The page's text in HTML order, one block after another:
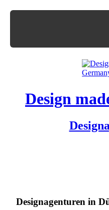
Design
Designagenturen in